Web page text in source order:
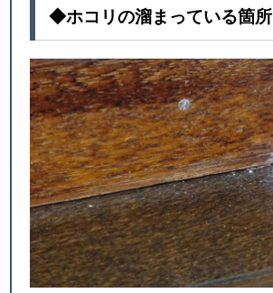
◆ホコリの溜まっている箇所